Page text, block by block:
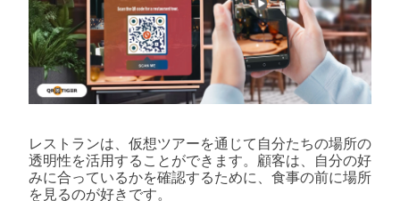
レストランは、仮想ツアーを通じて自分たちの場所の
透明性を活用することができます。顧客は、自分の好
みに合っているかを確認するために、食事の前に場所
を見るのが好きです。